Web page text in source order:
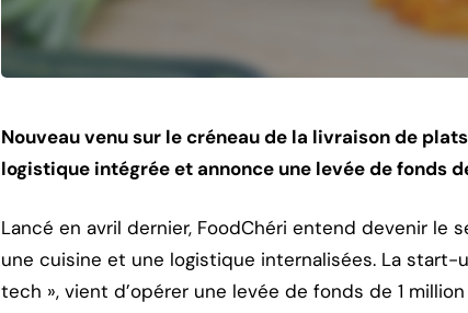
Nouveau venu sur le créneau de la livraison de
logistique intégrée et annonce une levée de fonds
Lancé en avril dernier, FoodChéri entend devenir le
une cuisine et une logistique internalisées. La
tech », vient d’opérer une levée de fonds de 1